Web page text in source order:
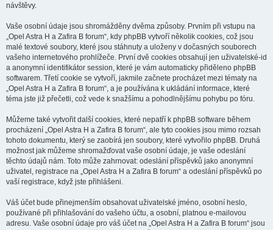
návštěvy.
Vaše osobní údaje jsou shromážděny dvěma způsoby. Prvním při vstupu na
„Opel Astra H a Zafira B forum“, kdy phpBB vytvoří několik cookies, což jsou
malé textové soubory, které jsou stáhnuty a uloženy v dočasných souborech
vašeho internetového prohlížeče. První dvě cookies obsahují jen uživatelské-id
a anonymní identifikátor session, které je vám automaticky přiděleno phpBB
softwarem. Třetí cookie se vytvoří, jakmile začnete procházet mezi tématy na
„Opel Astra H a Zafira B forum“, a je používána k ukládání informace, které
téma jste již přečetli, což vede k snažšímu a pohodlnějšímu pohybu po fóru.
Můžeme také vytvořit další cookies, které nepatří k phpBB software během
procházení „Opel Astra H a Zafira B forum“, ale tyto cookies jsou mimo rozsah
tohoto dokumentu, který se zaobírá jen soubory, které vytvořilo phpBB. Druhá
možnost jak můžeme shromažďovat vaše osobní údaje, je vaše odeslání
těchto údajů nám. Toto může zahrnovat: odeslání příspěvků jako anonymní
uživatel, registrace na „Opel Astra H a Zafira B forum“ a odeslání příspěvků po
vaší registrace, když jste přihlášeni.
Váš účet bude přinejmenším obsahovat uživatelské jméno, osobní heslo,
používané při přihlašování do vašeho účtu, a osobní, platnou e-mailovou
adresu. Vaše osobní údaje pro váš účet na „Opel Astra H a Zafira B forum“ jsou